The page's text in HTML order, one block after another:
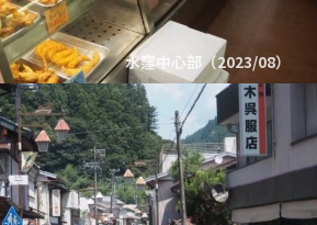
水窪中心部（2023/08）